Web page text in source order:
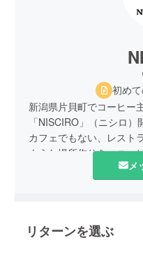
初め
新潟県片貝町でコーヒー
「NISCIRO」（ニシロ）
カフェでもない、レスト
ような場所作りを、コー
応援よろしくお願いいた
メ
リターンを選ぶ